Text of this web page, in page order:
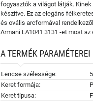
fogyasztók a világot látják.
készítve. Ez az elegáns
és ovális arcformával
Armani EA1041 3131 -et most
A TERMÉK PARAMÉTEREI
Lencse szélessége:
Keret formája:
Keret típusa: